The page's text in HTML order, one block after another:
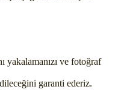
yakalamanızı ve fotoğraf
garanti ederiz.